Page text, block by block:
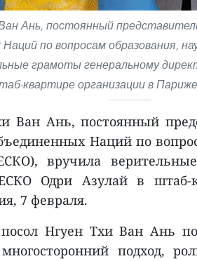
Ань, постоянный
по вопросам образования,
грамоты генеральному
квартире организации в
Ван Ань, постоянный
Наций по
вручила
Одри Азулай в штаб-
7 февраля.
Нгуен Тхи Ван Ань
подход,